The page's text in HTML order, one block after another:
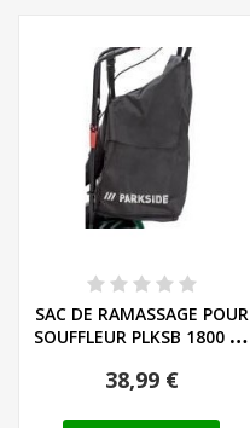
SAC DE RAMASSAGE POUR
SOUFFLEUR PLKSB 1800 A1
38,99 €